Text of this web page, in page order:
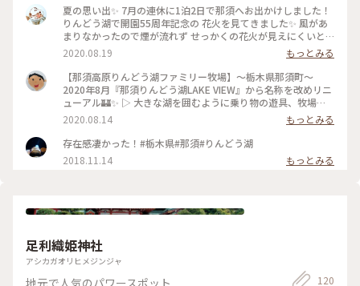
夏の思い出✨ 7月の連休に1泊2日で那須へお出かけしました！
りんどう湖で開園55周年記念の 花火を見てきました✨ 風があ
まりなかったので煙が流れず せっかくの花火が見えにくいと
きもありました😅 打ち上げ場所から少し遠くにはなりますが
特別席に座りゆったりと見ることができました😌 打ち上げ花
火、横から見ました！ もうすぐ夏も終わり。 今年の夏は、こ
の花火が 最初で最後になりそうです。 来年はいつも通りの夏
がくるといいな。 #わたしの街 #栃木 #那須 #りんどう湖 #花火
2020.08.19
もっとみる
【那須高原りんどう湖ファミリー牧場】〜栃木県那須町〜
2020年8月『那須りんどう湖LAKE VIEW』から名称を改めリニ
ューアル🏰✨ ▷ 大きな湖を囲むように乗り物の遊具、牧場、
レストランなどがあり、の〜んびりと過ごすことができます😊
▷ こだわりのソフトクリームやチーズなどは絶品です🍦🐮✨ #
栃木 #那須高原 #那須りんどう湖LAKEVIEW #りんどう湖ファ
2020.08.14
もっとみる
存在感凄かった！#栃木県#那須#りんどう湖
2018.11.14
もっとみる
足利織姫神社
アシカガオリヒメジンジャ
地元で人気のパワースポット 120